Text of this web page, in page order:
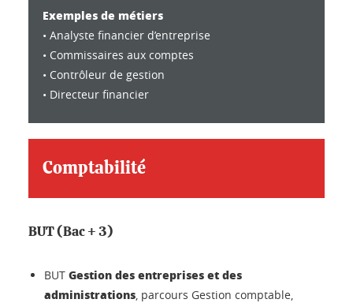
Exemples de métiers
• Analyste financier d’entreprise
• Commissaires aux comptes
• Contrôleur de gestion
• Directeur financier
Comptabilité
BUT (Bac + 3)
BUT Gestion des entreprises et des
administrations , parcours Gestion comptable,